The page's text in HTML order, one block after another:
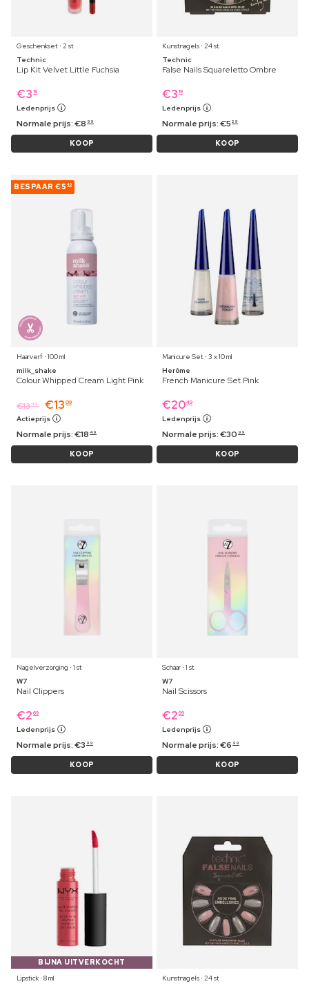
Geschenkset ⋅ 2 st
Technic
Lip Kit Velvet Little Fuchsia
€3 19
Ledenprijs
Normale prijs:€8 99
KOOP
Kunstnagels ⋅ 24 st
Technic
False Nails Squareletto Ombre
€3 19
Ledenprijs
Normale prijs:€5 29
KOOP
BESPAAR €5 40
Haarverf ⋅ 100 ml
milk_shake
Colour Whipped Cream Light Pink
€13 49 €13 09
Actieprijs
Normale prijs:€18 49
KOOP
Manicure Set ⋅ 3 x 10 ml
Herôme
French Manicure Set Pink
€2049
Ledenprijs
Normale prijs:€30 99
KOOP
Nagelverzorging ⋅ 1 st
W7
Nail Clippers
€2 69
Ledenprijs
Normale prijs:€3 99
KOOP
Schaar ⋅ 1 st
W7
Nail Scissors
€2 99
Ledenprijs
Normale prijs:€6 99
KOOP
BIJNA UITVERKOCHT
Lipstick ⋅ 8 ml
Kunstnagels ⋅ 24 st